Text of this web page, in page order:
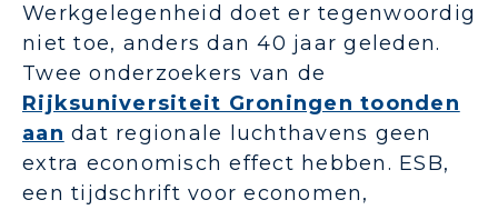
Werkgelegenheid doet er tegenwoordig
niet toe, anders dan 40 jaar geleden.
Twee onderzoekers van de
Rijksuniversiteit Groningen toonden
aan dat regionale luchthavens geen
extra economisch effect hebben. ESB,
een tijdschrift voor economen,